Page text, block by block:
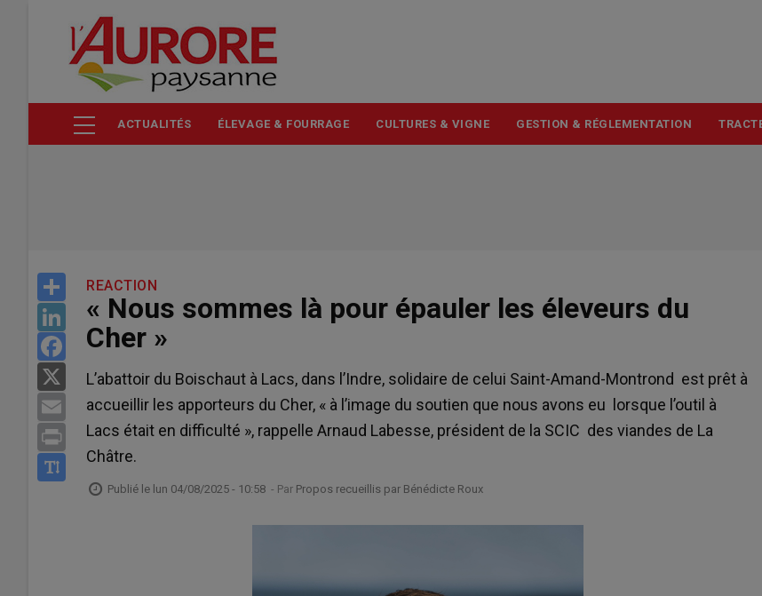
contenu
ACTUALITÉS ÉLEVAGE & FOURRAGE CULTURES & VIGNE GESTION & RÉGLEMENTATION
Share
LinkedIn
Facebook
Email
Print
REACTION
« Nous sommes là pour épauler les éleveurs du
Cher »
L’abattoir du Boischaut à Lacs, dans l’Indre, solidaire de celui Saint-Amand-Montrond est prêt à
accueillir les apporteurs du Cher, « à l’image du soutien que nous avons eu lorsque l’outil à
Lacs était en difficulté », rappelle Arnaud Labesse, président de la SCIC des viandes de La
Châtre.
Publié le lun 04/08/2025 - 10:58 - Par Propos recueillis par Bénédicte Roux